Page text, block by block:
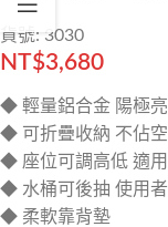
貨號: 3030
NT$3,680
◆ 輕量鋁合金 陽極
◆ 可折疊收納 不佔
◆ 座位可調高低 適
◆ 水桶可後抽 使用
◆ 柔軟靠背墊